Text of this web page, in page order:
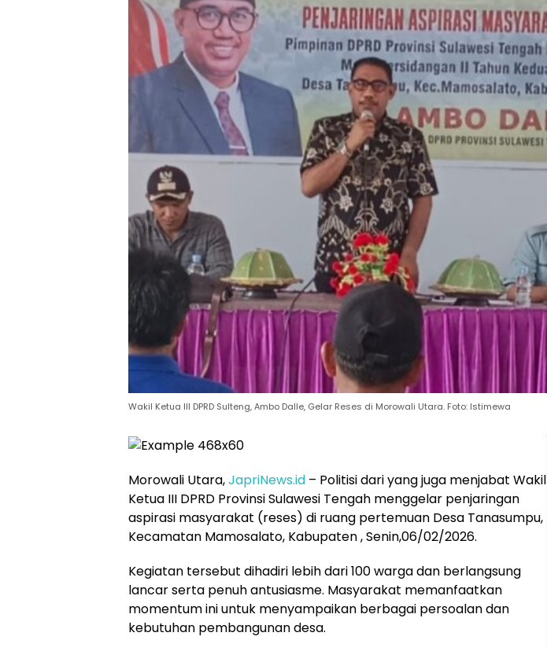
Wakil Ketua III DPRD Sulteng, Ambo Dalle, Gelar Reses di Morowali Utara. Foto: Istimewa
Morowali Utara,JapriNews.id – Politisi dari yang juga menjabat Wakil
Ketua III DPRD Provinsi Sulawesi Tengah menggelar penjaringan
aspirasi masyarakat (reses) di ruang pertemuan Desa Tanasumpu,
Kecamatan Mamosalato, Kabupaten , Senin,06/02/2026.
Kegiatan tersebut dihadiri lebih dari 100 warga dan berlangsung
lancar serta penuh antusiasme. Masyarakat memanfaatkan
momentum ini untuk menyampaikan berbagai persoalan dan
kebutuhan pembangunan desa.